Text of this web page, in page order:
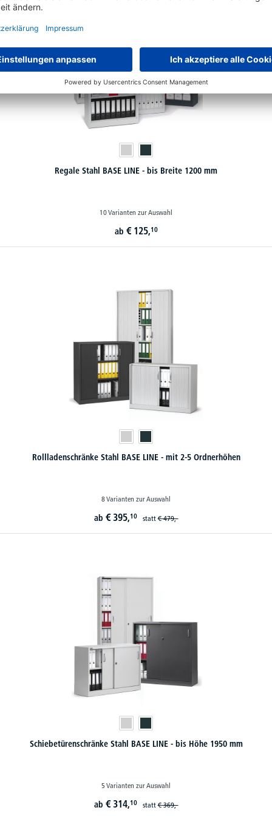
Regale Stahl BASE LINE - bis Breite 1200 mm
10 Varianten zur Auswahl
ab € 125,10
Rollladenschränke Stahl BASE LINE - mit 2-5 Ordnerhöhen
8 Varianten zur Auswahl
ab € 395,10 statt€ 479,-
Schiebetürenschränke Stahl BASE LINE - bis Höhe 1950 mm
5 Varianten zur Auswahl
ab € 314,10 statt€ 369,-